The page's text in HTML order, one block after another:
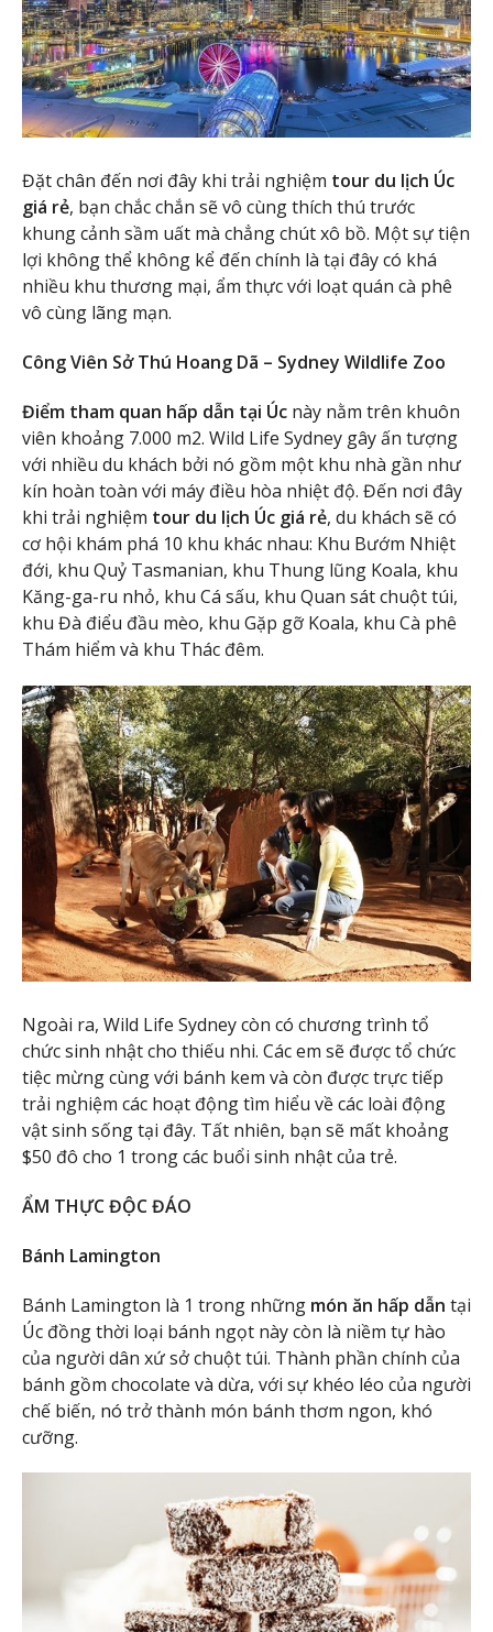
Đặt chân đến nơi đây khi trải nghiệm tour du lịch Úc
giá rẻ, bạn chắc chắn sẽ vô cùng thích thú trước
khung cảnh sầm uất mà chẳng chút xô bồ. Một sự tiện
lợi không thể không kể đến chính là tại đây có khá
nhiều khu thương mại, ẩm thực với loạt quán cà phê
vô cùng lãng mạn.
Công Viên Sở Thú Hoang Dã – Sydney Wildlife Zoo
Điểm tham quan hấp dẫn tại Úc này nằm trên khuôn
viên khoảng 7.000 m2. Wild Life Sydney gây ấn tượng
với nhiều du khách bởi nó gồm một khu nhà gần như
kín hoàn toàn với máy điều hòa nhiệt độ. Đến nơi đây
khi trải nghiệm tour du lịch Úc giá rẻ, du khách sẽ có
cơ hội khám phá 10 khu khác nhau: Khu Bướm Nhiệt
đới, khu Quỷ Tasmanian, khu Thung lũng Koala, khu
Kăng-ga-ru nhỏ, khu Cá sấu, khu Quan sát chuột túi,
khu Đà điểu đầu mèo, khu Gặp gỡ Koala, khu Cà phê
Thám hiểm và khu Thác đêm.
Ngoài ra, Wild Life Sydney còn có chương trình tổ
chức sinh nhật cho thiếu nhi. Các em sẽ được tổ chức
tiệc mừng cùng với bánh kem và còn được trực tiếp
trải nghiệm các hoạt động tìm hiểu về các loài động
vật sinh sống tại đây. Tất nhiên, bạn sẽ mất khoảng
$50 đô cho 1 trong các buổi sinh nhật của trẻ.
ẨM THỰC ĐỘC ĐÁO
Bánh Lamington
Bánh Lamington là 1 trong những món ăn hấp dẫn tại
Úc đồng thời loại bánh ngọt này còn là niềm tự hào
của người dân xứ sở chuột túi. Thành phần chính của
bánh gồm chocolate và dừa, với sự khéo léo của người
chế biến, nó trở thành món bánh thơm ngon, khó
cưỡng.